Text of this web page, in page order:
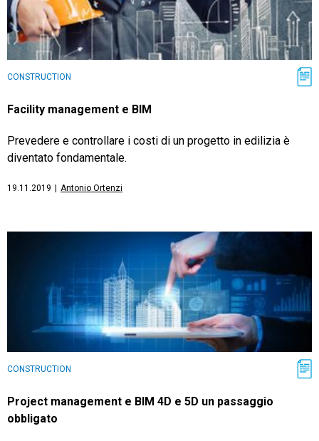
CONSTRUCTION
Facility management e BIM
Prevedere e controllare i costi di un progetto in edilizia è
diventato fondamentale.
19.11.2019 Antonio Ortenzi
CONSTRUCTION
Project management e BIM 4D e 5D un passaggio
obbligato